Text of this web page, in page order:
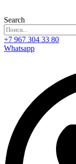
Search
+7 967 304 33 80
Whatsapp